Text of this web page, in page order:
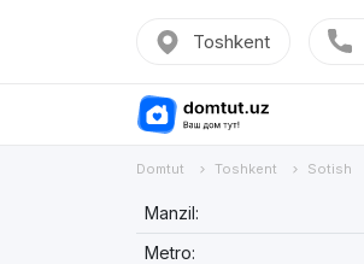
Toshkent
Domtut Toshkent Sotish
Manzil:
Metro: